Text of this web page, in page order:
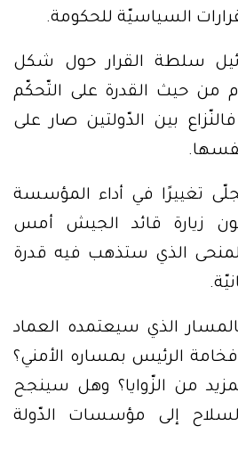
السياسيّة للحكومة.
سلطة القرار حول شكل
من حيث القدرة على التّحكّم
بين الدّولتين صار على
نفسها.
تغييرًا في أداء المؤسسة
زيارة قائد الجيش أمس
الذي ستذهب فيه قدرة
الذي سيعتمده العماد
الرئيس بمساره الأمني؟
من الزّوايا؟ وهل سينجح
إلى مؤسسات الدّولة